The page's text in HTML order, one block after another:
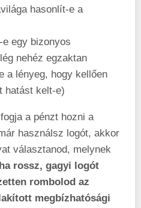
hasonlít-e a
e egy bizonyos
nehéz egzaktan
a lényeg, hogy kellően
hatást kelt-e)
a pénzt hozni a
használsz logót, akkor
választanod, melynek
rossz, gagyi logót
rombolod az
megbízhatósági